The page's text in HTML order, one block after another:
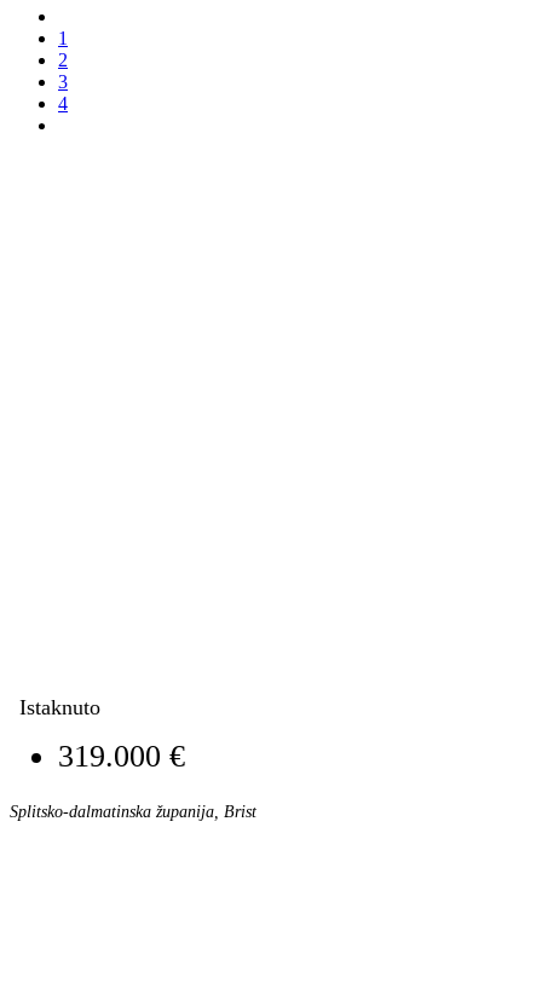
1
2
3
4
Istaknuto
319.000 €
Splitsko-dalmatinska županija, Brist